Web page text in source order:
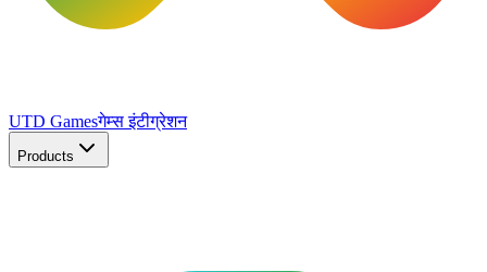
UTD Gamesगेम्स इंटीग्रेशन
Products